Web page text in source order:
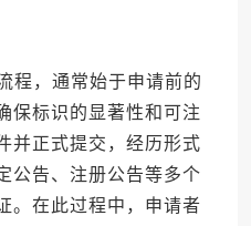
，通常始于申请前的
保标识的显著性和可注
并正式提交，经历形式
公告、注册公告等多个
。在此过程中，申请者